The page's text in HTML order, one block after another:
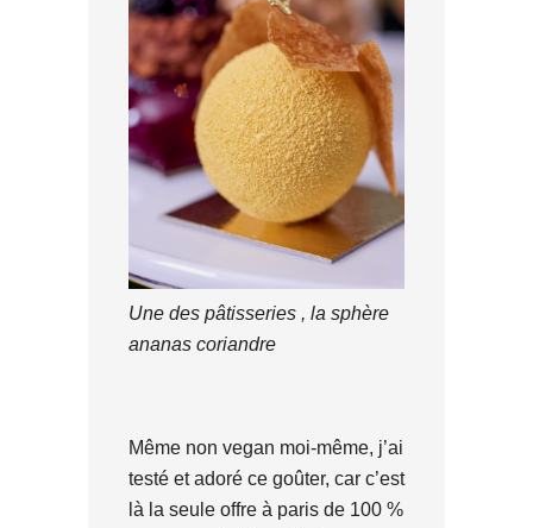
Une des pâtisseries , la sphère
ananas coriandre
Même non vegan moi-même, j’ai
testé et adoré ce goûter, car c’est
là la seule offre à paris de 100 %